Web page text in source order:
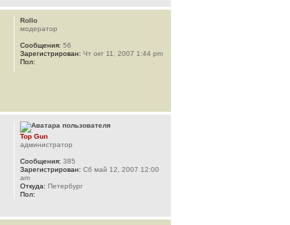
Rollo
модератор
Сообщения: 56
Зарегистрирован: Чт окт 11, 2007 1:44 pm
Пол:
Top Gun
администратор
Сообщения: 385
Зарегистрирован: Сб май 12, 2007 12:00
am
Откуда: Петербург
Пол: